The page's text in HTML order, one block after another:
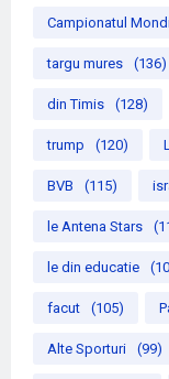
Campionatul
targu mures (136)
din Timis (128)
trump (120)
BVB (115)
le Antena Stars
le din educatie
facut (105)
Alte Sporturi (99)